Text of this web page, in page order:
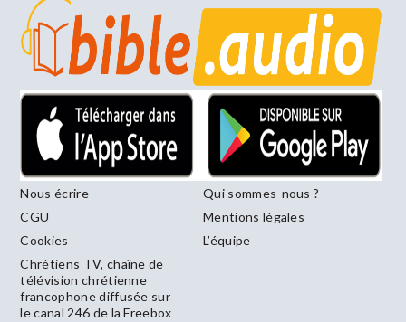
Nous écrire
Qui sommes-nous ?
CGU
Mentions légales
Cookies
L’équipe
Chrétiens TV, chaîne de
télévision chrétienne
francophone diffusée sur
le canal 246 de la Freebox